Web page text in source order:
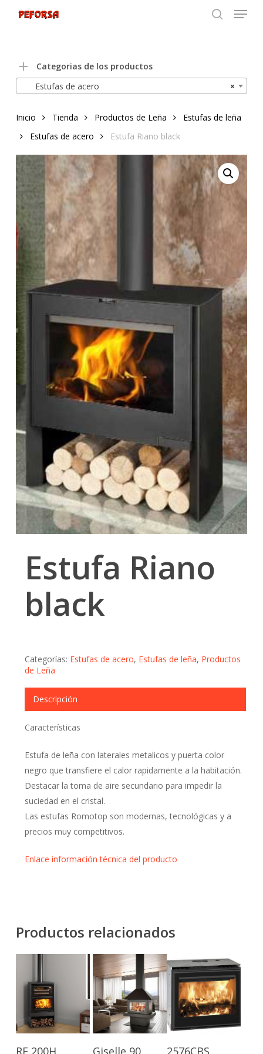
Menu
Categorias de los productos
×
Estufas de acero
Inicio Tienda Productos de Leña
Estufas de leña
Estufas de acero
Estufa Riano black
Estufa Riano
black
Categorías: Estufas de acero, Estufas de leña, Productos
de Leña
Descripción
Características
Estufa de leña con laterales metalicos y puerta color
negro que transfiere el calor rapidamente a la habitación.
Destacar la toma de aire secundario para impedir la
suciedad en el cristal.
Las estufas Romotop son modernas, tecnológicas y a
precios muy competitivos.
Enlace información técnica del producto
Productos relacionados
Leer Más
RF 200H Leer Más
Giselle 90 Leer Más
2576CBS